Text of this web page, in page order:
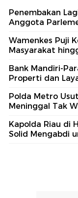
Penembakan
Anggota
Wamenkes Puji
Masyarakat
Bank Mandiri-
Properti dan
Polda Metro
Meninggal Tak
Kapolda Riau di
Solid Mengabdi